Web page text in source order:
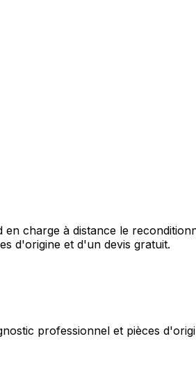
charge à distance le
d'origine et d'un devis gratuit.
professionnel et pièces